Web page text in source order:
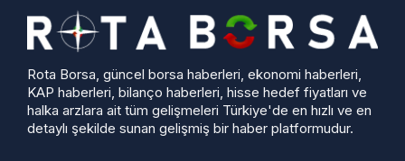
Rota Borsa, güncel borsa haberleri, ekonomi haberleri,
KAP haberleri, bilanço haberleri, hisse hedef fiyatları ve
halka arzlara ait tüm gelişmeleri Türkiye'de en hızlı ve en
detaylı şekilde sunan gelişmiş bir haber platformudur.